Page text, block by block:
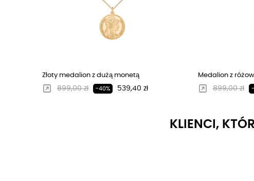
Złoty medalion z dużą monetą
Regularna cena
899,00 zł -40% Cena
539,40 zł
Medalion z
Regularna
899,00 zł
KLIENCI,